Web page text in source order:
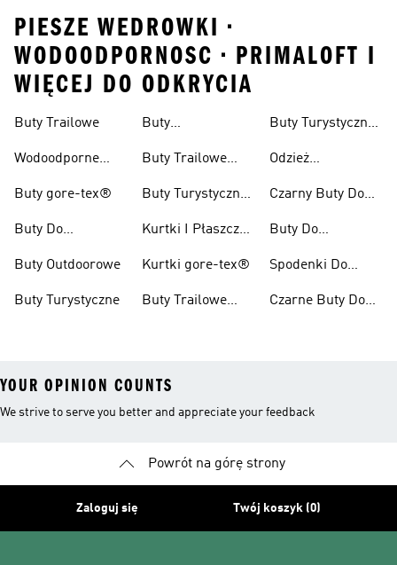
PIESZE WEDROWKI •
WODOODPORNOSC • PRIMALOFT I
WIĘCEJ DO ODKRYCIA
Buty Trailowe
Wodoodporne
W Terenie
Buty gore-tex®
Buty Do
Buty Outdoorowe
Buty Turystyczne
Buty
Buty Trailowe
Buty Turystyczne
Kurtki I Płaszcze
Kurtki gore-tex®
Buty Trailowe
Buty Turystyczne
Odzież
Czarny Buty Do
Wędrówek
Buty Do
Górskiego Dla
Kobiet
Spodenki Do
Trailowych
Czarne Buty Do
YOUR OPINION COUNTS
We strive to serve you better and appreciate your feedback
Powrót na górę strony
Zaloguj się Twój koszyk (0)